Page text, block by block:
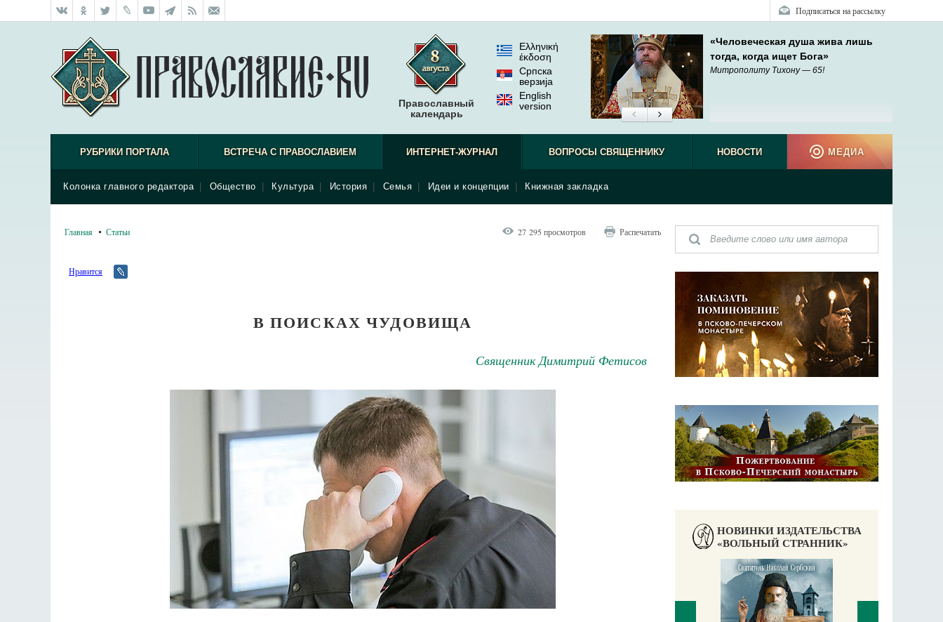
Подписаться на рассылку
Православный
календарь
Ελληνική
έκδοση
Српска
верзиjа
English
version
«Человеческая душа жива лишь
тогда, когда ищет Бога»
Митрополиту Тихону — 65!
РУБРИКИ ПОРТАЛА ВСТРЕЧА С ПРАВОСЛАВИЕМ ИНТЕРНЕТ-ЖУРНАЛ
Колонка главного редактора Общество Культура История Семья Идеи и концепции Книжная закладка
ВОПРОСЫ СВЯЩЕННИКУ НОВОСТИ МЕДИА
Главная Статьи 27 295 просмотров Распечатать
Нравится
В ПОИСКАХ ЧУДОВИЩА
Священник Димитрий Фетисов
НОВИНКИ ИЗДАТЕЛЬСТВА
«ВОЛЬНЫЙ СТРАННИК»